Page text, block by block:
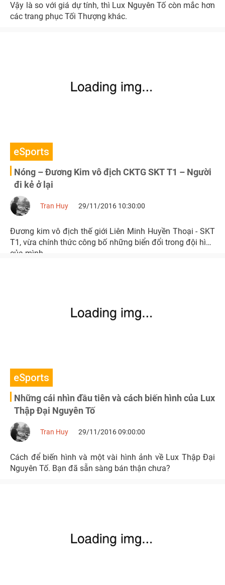
Vậy là so với giá dự tính, thì Lux Nguyên Tố còn mắc hơn
các trang phục Tối Thượng khác.
eSports
Nóng – Đương Kim vô địch CKTG SKT T1 – Người
đi kẻ ở lại
Tran Huy 29/11/2016 10:30:00
Đương kim vô địch thế giới Liên Minh Huyền Thoại - SKT
T1, vừa chính thức công bố những biển đổi trong đội hình
của mình.
eSports
Những cái nhìn đầu tiên và cách biến hình của Lux
Thập Đại Nguyên Tố
Tran Huy 29/11/2016 09:00:00
Cách để biến hình và một vài hình ảnh về Lux Thập Đại
Nguyên Tố. Bạn đã sẵn sàng bán thận chưa?